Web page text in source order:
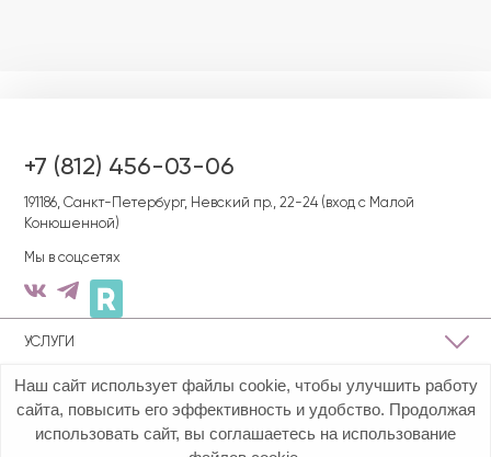
+7 (812) 456-03-06
191186, Cанкт-Петербург, Невский пр., 22-24 (вход с Малой
Конюшенной)
Мы в соцсетях
УСЛУГИ
О КЛИНИКЕ
ПОЛЕЗНАЯ ИНФОРМАЦИЯ
Наш сайт использует файлы cookie, чтобы улучшить работу
сайта, повысить его эффективность и удобство. Продолжая
использовать сайт, вы соглашаетесь на использование